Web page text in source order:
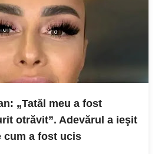
„Tatăl meu a fost
otrăvit”. Adevărul a ieşit
cum a fost ucis